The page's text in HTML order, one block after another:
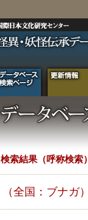
検索結果（呼称検索）
（全国：ブナガ）